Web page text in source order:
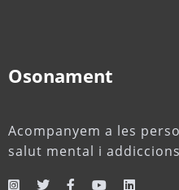
Osonament
Acompanyem a les
salut mental i